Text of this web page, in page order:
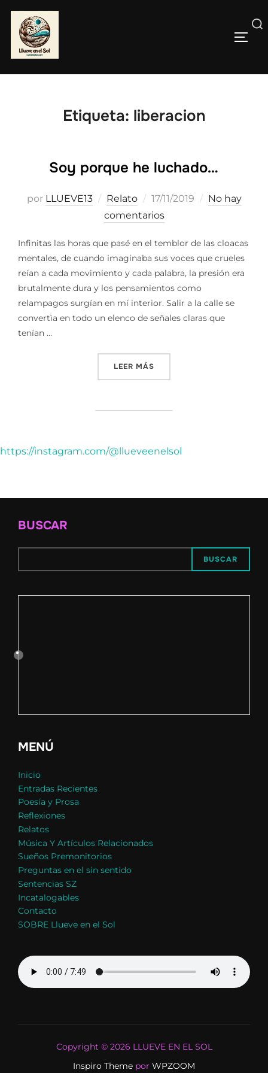
contenido
Buscar:
Etiqueta: liberacion
Soy porque he luchado…
por LLUEVE13 Relato
Publicado
el
17/11/2019
No hay
comentarios
Infinitas las horas que pasé en el temblor de las cloacas
mentales, de cuando imaginaba sus voces que crueles
reían a cada movimiento y cada palabra, la presión era
brutalmente dura y los pensamientos como
relampagos surgían en mí interior. Salir a la calle se
convertìa en todo un elenco de señales claras que
tenían …
LEER MÁS
https://instagram.com/@llueveenelsol
BUSCAR
BUSCAR
MENÚ
Inicio
Entradas Recientes
Poesía y Prosa
Reflexiones
Relatos
Música Y Artículos Relacionados
Sueños Premonitorios
Preguntas en el sin sentido
Sentencias SZ
Incatalogables
Contacto
SOBRE Llueve en el Sol
Copyright © 2026 LLUEVE EN EL SOL
Inspiro Theme por WPZOOM